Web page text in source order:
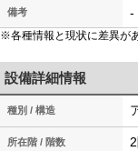
備考 -
※各種情報と現状に差異が
設備詳細情報
種別 / 構造
所在階 / 階数